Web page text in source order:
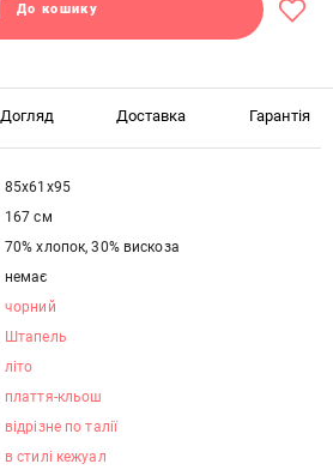
До кошику
Догляд Доставка Гарантія
85х61х95
167 см
70% хлопок, 30% вискоза
немає
чорний
Штапель
літо
плаття-кльош
відрізне по талії
в стилі кежуал